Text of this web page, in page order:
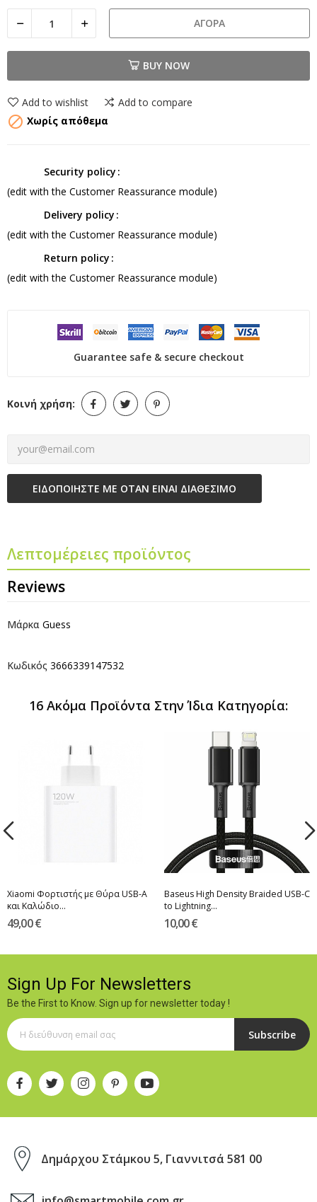
ΑΓΟΡΆ
BUY NOW
Add to wishlist Add to compare
 Χωρίς απόθεμα
Security policy
(edit with the Customer Reassurance module)
Delivery policy
(edit with the Customer Reassurance module)
Return policy
(edit with the Customer Reassurance module)
Guarantee safe & secure checkout
Κοινή χρήση:
ΕΙΔΟΠΟΙΉΣΤΕ ΜΕ ΌΤΑΝ ΕΊΝΑΙ ΔΙΑΘΈΣΙΜΟ
Λεπτομέρειες προϊόντος
Reviews
Μάρκα Guess
Κωδικός 3666339147532
16 Ακόμα Προϊόντα Στην Ίδια Κατηγορία:
Xiaomi Φορτιστής με Θύρα USB-A
και Καλώδιο...
49,00 €
Baseus High Density Braided USB-C
to Lightning...
10,00 €
Sign Up For Newsletters
Be the First to Know. Sign up for newsletter today !
Subscribe
Δημάρχου Στάμκου 5, Γιαννιτσά 581 00